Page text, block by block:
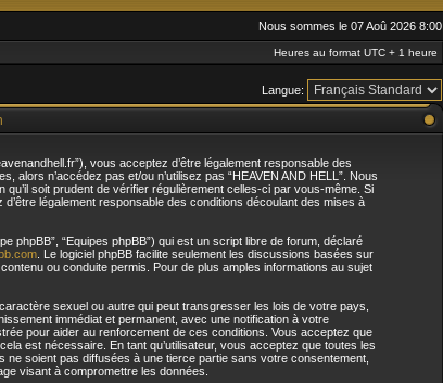
Nous sommes le 07 Aoû 2026 8:00
Heures au format UTC + 1 heure
Langue:
vous acceptez d’être légalement responsable des
alors n’accédez pas et/ou n’utilisez pas “HEAVEN AND HELL”. Nous
soit prudent de vérifier régulièrement celles-ci par vous-même. Si
légalement responsable des conditions découlant des mises à
phpBB”, “Equipes phpBB”) qui est un script libre de forum, déclaré
. Le logiciel phpBB facilite seulement les discussions basées sur
ou conduite permis. Pour de plus amples informations au sujet
sexuel ou autre qui peut transgresser les lois de votre pays,
immédiat et permanent, avec une notification à votre
pour aider au renforcement de ces conditions. Vous acceptez que
est nécessaire. En tant qu’utilisateur, vous acceptez que toutes les
soient pas diffusées à une tierce partie sans votre consentement,
visant à compromettre les données.